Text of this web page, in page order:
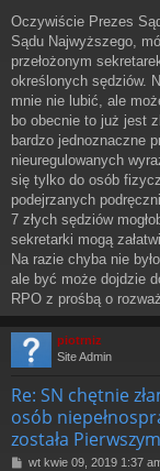
Oczywiście Prezes
Sądu Najwyższego,
przełożonym
określonych sędziów.
mnie nie lubić, ale
bo obecnie to już jest
bardzo jednoznaczne
nieuregulowanych
się tylko do osób
podejrzanych
7 złych sędziów
sekretarki mogą
Na razie chyba nie
ale być może dojdzie
RPO z prośbą o
piotrniz
Site Admin
Re: SN chętnie
osób
została
Pwt kwie 09, 2019 1:37